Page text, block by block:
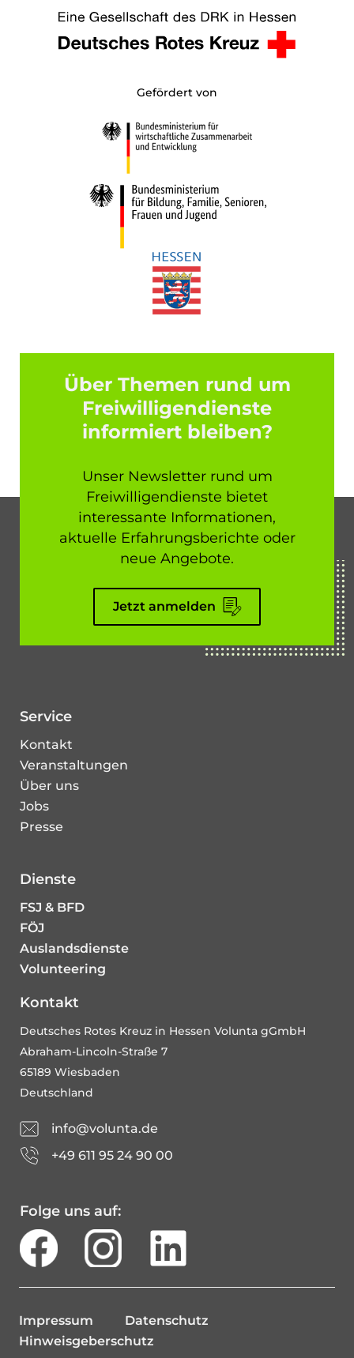
Gefördert von
Über Themen rund um
Freiwilligendienste
informiert bleiben?
Unser Newsletter rund um
Freiwilligendienste bietet
interessante Informationen,
aktuelle Erfahrungsberichte oder
neue Angebote.
Jetzt anmelden
Service
Kontakt
Veranstaltungen
Über uns
Jobs
Presse
Dienste
FSJ & BFD
FÖJ
Auslandsdienste
Volunteering
Kontakt
Deutsches Rotes Kreuz in Hessen Volunta gGmbH
Abraham-Lincoln-Straße 7
65189 Wiesbaden
Deutschland
info@volunta.de
+49 611 95 24 90 00
Folge uns auf:
Impressum
Datenschutz
Hinweisgeberschutz